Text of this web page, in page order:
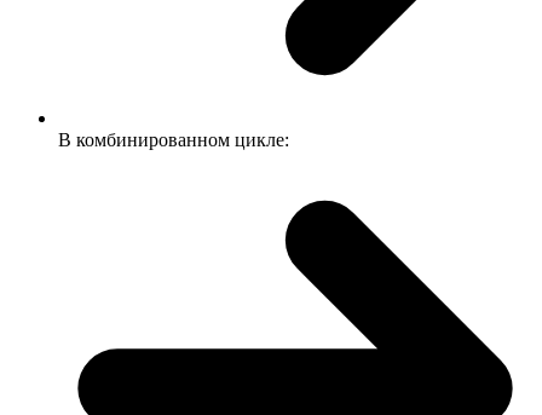
В комбинированном цикле: